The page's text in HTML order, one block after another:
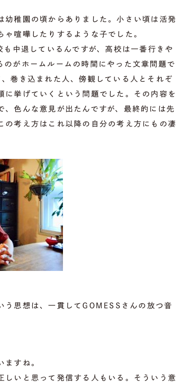
稚園の頃からありました。小さい頃は活発
喧嘩したりするような子でした。
中退しているんですが、高校は一番行きや
がホームルームの時間にやった文章問題で
巻き込まれた人、傍観している人とそれぞ
挙げていくという問題でした。その内容を
色んな意見が出たんですが、最終的には先
考え方はこれ以降の自分の考え方にもの凄
う思想は、一貫してGOMESSさんの放つ音
ますね。
しいと思って発信する人もいる。そういう意